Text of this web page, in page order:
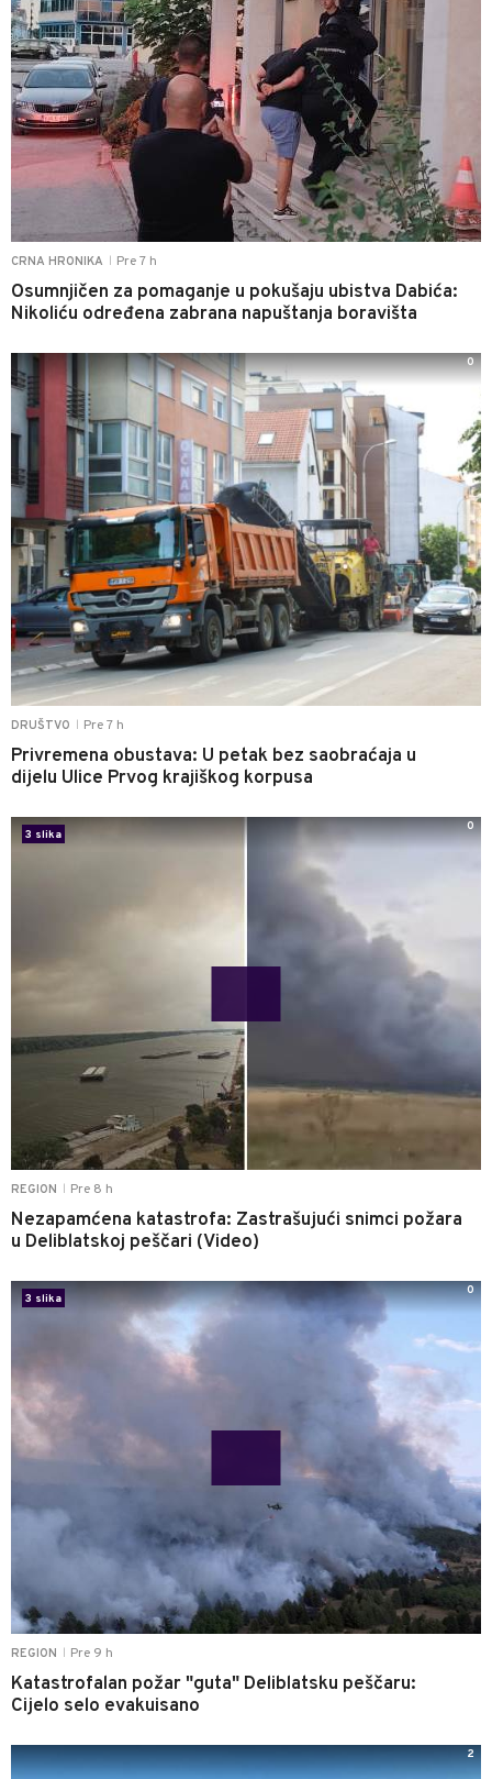
CRNA HRONIKA Pre 7 h
Osumnjičen za pomaganje u pokušaju ubistva Dabića:
Nikoliću određena zabrana napuštanja boravišta
DRUŠTVO Pre 7 h
Privremena obustava: U petak bez saobraćaja u
dijelu Ulice Prvog krajiškog korpusa
0
REGION Pre 8 h
Nezapamćena katastrofa: Zastrašujući snimci požara
u Deliblatskoj peščari (Video)
3 slika
0
REGION Pre 9 h
Katastrofalan požar "guta" Deliblatsku peščaru:
Cijelo selo evakuisano
3 slika
0
2